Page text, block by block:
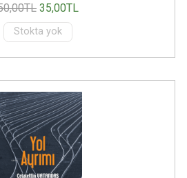
,00TL 35,00TL
Stokta yok